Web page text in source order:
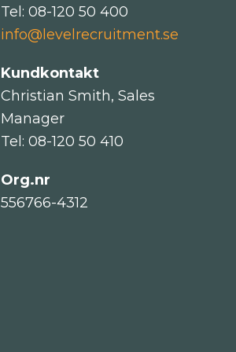
Tel: 08-120 50 400
info@levelrecruitment.se
Kundkontakt
Christian Smith, Sales
Manager
Tel: 08-120 50 410
Org.nr
556766-4312